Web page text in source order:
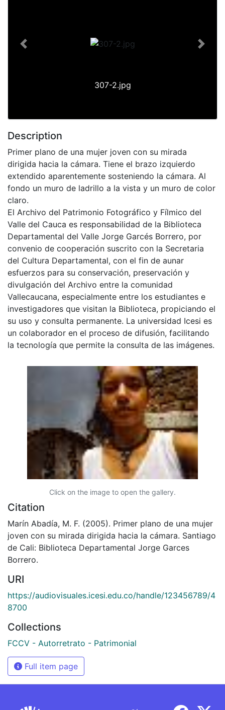
307-2.jpg
Previous Next
Description
Primer plano de una mujer joven con su mirada
dirigida hacia la cámara. Tiene el brazo izquierdo
extendido aparentemente sosteniendo la cámara. Al
fondo un muro de ladrillo a la vista y un muro de color
claro.
El Archivo del Patrimonio Fotográfico y Fílmico del
Valle del Cauca es responsabilidad de la Biblioteca
Departamental del Valle Jorge Garcés Borrero, por
convenio de cooperación suscrito con la Secretaria
del Cultura Departamental, con el fin de aunar
esfuerzos para su conservación, preservación y
divulgación del Archivo entre la comunidad
Vallecaucana, especialmente entre los estudiantes e
investigadores que visitan la Biblioteca, propiciando el
su uso y consulta permanente. La universidad Icesi es
un colaborador en el proceso de difusión, facilitando
la tecnología que permite la consulta de las imágenes.
Click on the image to open the gallery.
Citation
Marín Abadía, M. F. (2005). Primer plano de una mujer
joven con su mirada dirigida hacia la cámara. Santiago
de Cali: Biblioteca Departamental Jorge Garces
Borrero.
URI
https://audiovisuales.icesi.edu.co/handle/123456789/4
8700
Collections
FCCV - Autorretrato - Patrimonial
Full item page